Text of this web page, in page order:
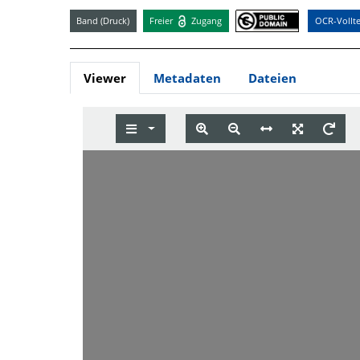
Band (Druck) Freier Zugang OCR-
Viewer Metadaten Dateien